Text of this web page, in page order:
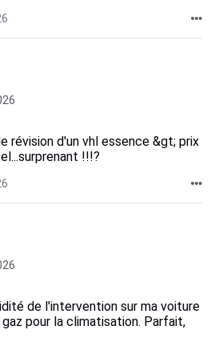
révision d'un vhl essence &gt; prix
!!!?
de l'intervention sur ma voiture
pour la climatisation. Parfait,